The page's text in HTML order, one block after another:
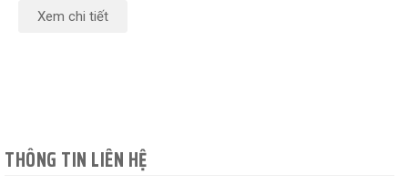
Xem chi tiết
THÔNG TIN LIÊN HỆ